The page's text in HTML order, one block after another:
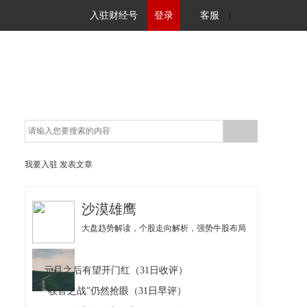
入驻财经号 登录 客服
我要入驻 发表文章
沙漠雄鹰
大盘趋势解读，个股走向解析，强势牛股布局
元旦之后有望开门红（31日收评）
“收官之战”仍然抢眼（31日早评）